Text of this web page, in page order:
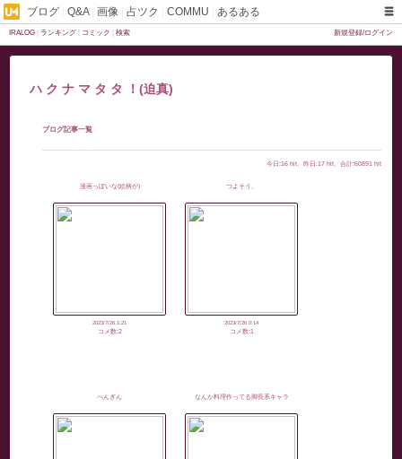
ブログ Q&A| 画像 占ツク COMMU あるある
IRALOG ランキング コミック 検索 新規登録/ログイン
ハ ク ナ マ タ タ ！(迫真)
ブログ記事一覧
今日:16 hit、昨日:17 hit、合計:60891 hit
漫画っぽいな(絵柄が)
2023/7/26 1:21
コメ数:2
つよそう。
2023/7/26 0:14
コメ数:1
ぺんぎん なんか料理作ってる脚長系キャラ